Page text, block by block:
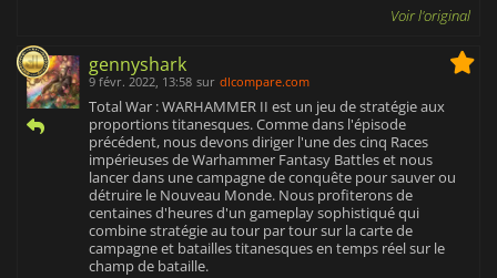
Voir l'original
gennyshark
9 févr. 2022, 13:58 sur dlcompare.com
Total War : WARHAMMER II est un jeu de stratégie aux
proportions titanesques. Comme dans l'épisode
précédent, nous devons diriger l'une des cinq Races
impérieuses de Warhammer Fantasy Battles et nous
lancer dans une campagne de conquête pour sauver ou
détruire le Nouveau Monde. Nous profiterons de
centaines d'heures d'un gameplay sophistiqué qui
combine stratégie au tour par tour sur la carte de
campagne et batailles titanesques en temps réel sur le
champ de bataille.